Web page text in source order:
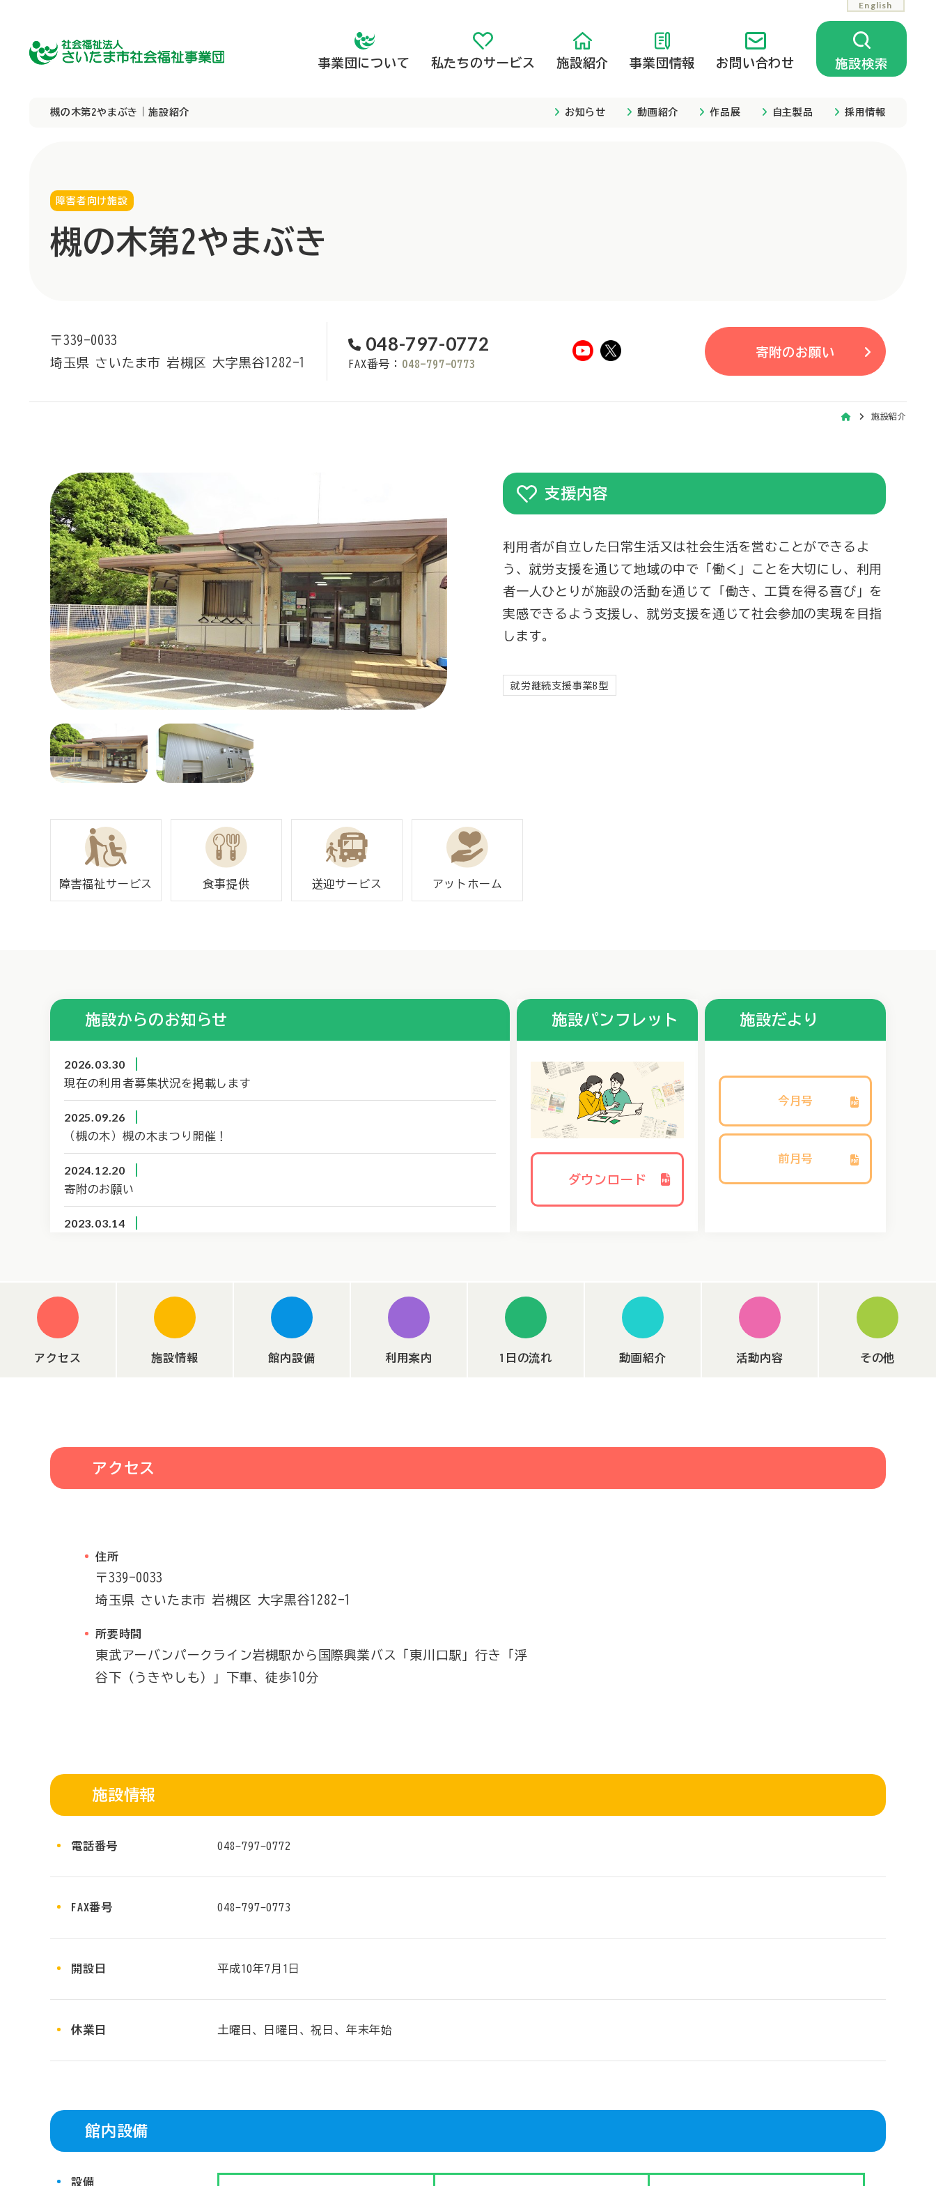
English
事業団について 私たちのサービス 施設紹介 事業団情報 お問い合わせ 施設検索
槻の木第2やまぶき｜施設紹介 お知らせ 動画紹介 作品展 自主製品 採用情報
障害者向け施設
槻の木第2やまぶき
〒339-0033
埼玉県 さいたま市 岩槻区 大字黒谷1282-1
048-797-0772
FAX番号： 048-797-0773
寄附のお願い
施設紹介
支援内容
利用者が自立した日常生活又は社会生活を営むことができるよ
う、就労支援を通じて地域の中で「働く」ことを大切にし、利用
者一人ひとりが施設の活動を通じて「働き、工賃を得る喜び」を
実感できるよう支援し、就労支援を通じて社会参加の実現を目指
します。
就労継続支援事業B型
障害福祉サービス 食事提供 送迎サービス アットホーム
施設からのお知らせ
2026.03.30
現在の利用者募集状況を掲載します
2025.09.26
（槻の木）槻の木まつり開催！
2024.12.20
寄附のお願い
2023.03.14
施設パンフレット
ダウンロード
施設だより
今月号
前月号
アクセス 施設情報 館内設備 利用案内 1日の流れ 動画紹介 活動内容 その他
アクセス
住所
〒339-0033
埼玉県 さいたま市 岩槻区 大字黒谷1282-1
所要時間
東武アーバンパークライン岩槻駅から国際興業バス「東川口駅」行き「浮
谷下（うきやしも）」下車、徒歩10分
施設情報
電話番号 048-797-0772
FAX番号 048-797-0773
開設日 平成10年7月1日
休業日 土曜日、日曜日、祝日、年末年始
館内設備
設備